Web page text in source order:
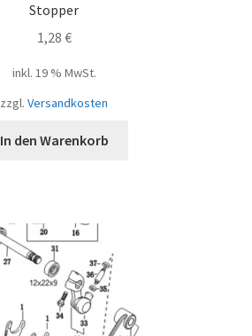
Stopper
1,28 €
inkl. 19 % MwSt.
zzgl. Versandkosten
In den Warenkorb